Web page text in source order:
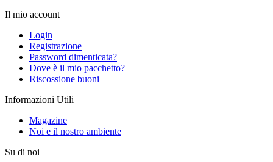
Il mio account
Login
Registrazione
Password dimenticata?
Dove è il mio pacchetto?
Riscossione buoni
Informazioni Utili
Magazine
Noi e il nostro ambiente
Su di noi